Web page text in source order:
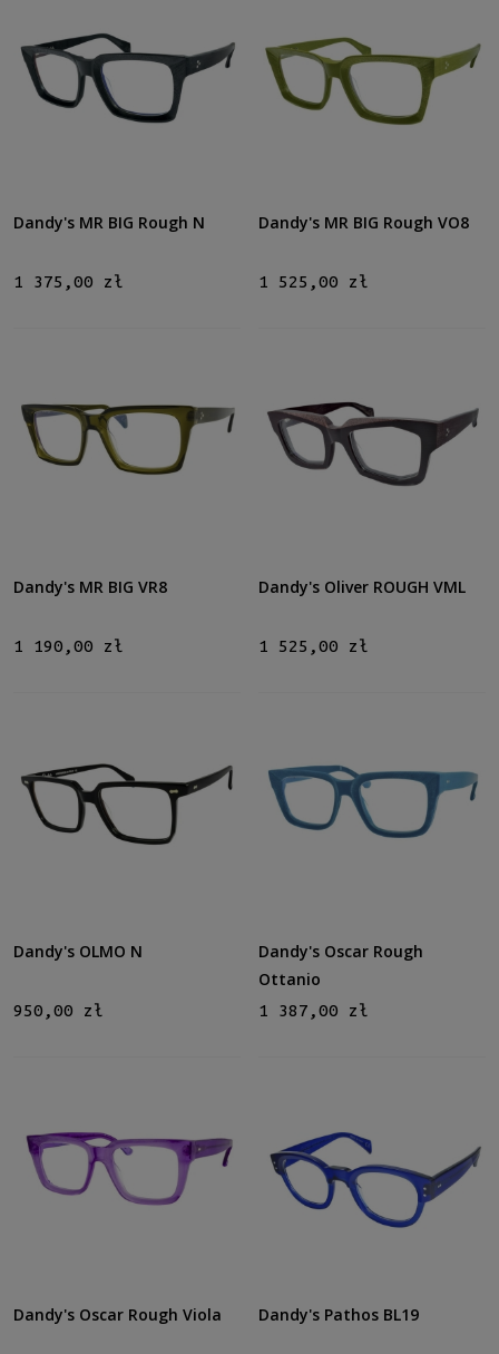
Dandy's MR BIG Rough N
1 375,00 zł
Dandy's MR BIG Rough VO8
1 525,00 zł
Dandy's MR BIG VR8
1 190,00 zł
Dandy's Oliver ROUGH VML
1 525,00 zł
Dandy's OLMO N
950,00 zł
Dandy's Oscar Rough
Ottanio
1 387,00 zł
Dandy's Oscar Rough Viola Dandy's Pathos BL19